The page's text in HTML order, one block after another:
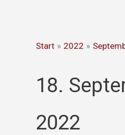
Start 2022
18.
2022